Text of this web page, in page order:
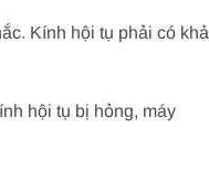
Kính hội tụ phải có khả
hội tụ bị hỏng, máy